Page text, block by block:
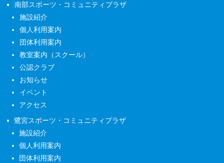
南部スポーツ・コミュニティプラザ
施設紹介
個人利用案内
団体利用案内
教室案内（スクール）
公認クラブ
お知らせ
イベント
アクセス
鷺宮スポーツ・コミュニティプラザ
施設紹介
個人利用案内
団体利用案内